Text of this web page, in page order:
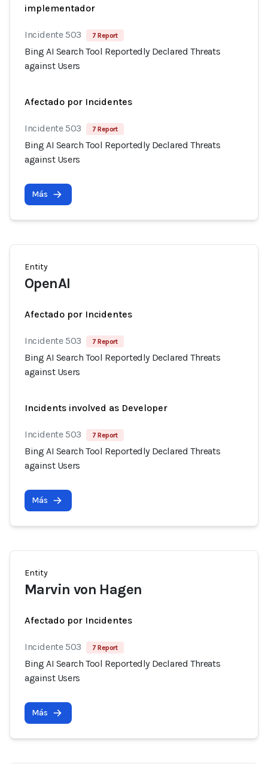
implementador
Incidente 503 7 Report
Bing AI Search Tool Reportedly Declared Threats
against Users
Afectado por Incidentes
Incidente 503 7 Report
Bing AI Search Tool Reportedly Declared Threats
against Users
Más
Entity
OpenAI
Afectado por Incidentes
Incidente 503 7 Report
Bing AI Search Tool Reportedly Declared Threats
against Users
Incidents involved as Developer
Incidente 503 7 Report
Bing AI Search Tool Reportedly Declared Threats
against Users
Más
Entity
Marvin von Hagen
Afectado por Incidentes
Incidente 503 7 Report
Bing AI Search Tool Reportedly Declared Threats
against Users
Más